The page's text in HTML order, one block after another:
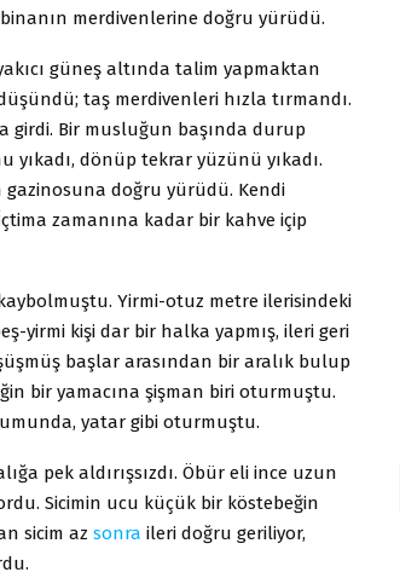
merdivenlerine doğru yürüdü.
güneş altında talim yapmaktan
taş merdivenleri hızla tırmandı.
girdi. Bir musluğun başında durup
dönüp tekrar yüzünü yıkadı.
gazinosuna doğru yürüdü. Kendi
zamanına kadar bir kahve içip
Yirmi-otuz metre ilerisindeki
yirmi kişi dar bir halka yapmış, ileri geri
başlar arasından bir aralık bulup
bir yamacına şişman biri oturmuştu.
yatar gibi oturmuştu.
pek aldırışsızdı. Öbür eli ince uzun
Sicimin ucu küçük bir köstebeğin
sicim az sonra ileri doğru geriliyor,